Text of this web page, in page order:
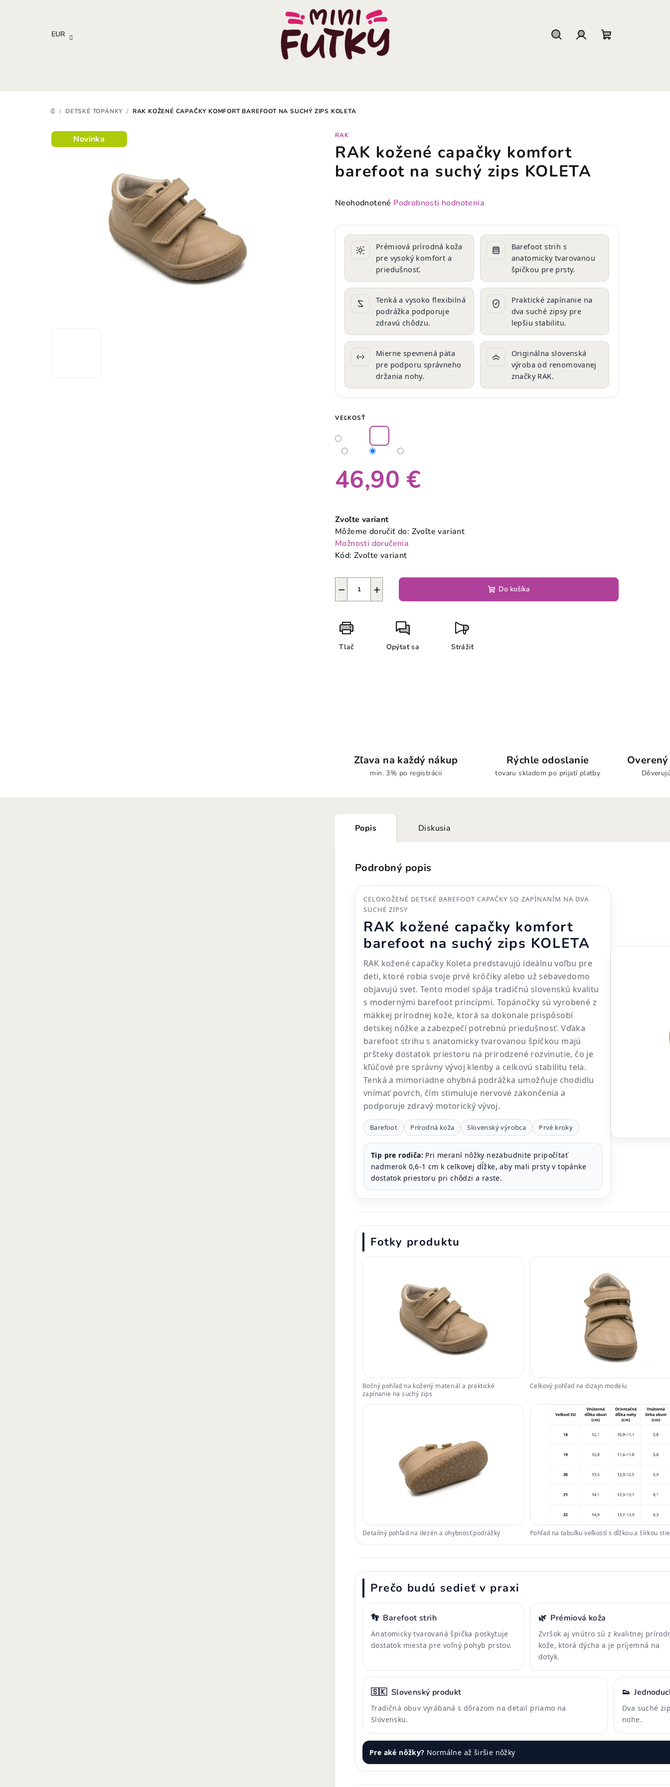
EUR
DOMOV
/ DETSKÉ TOPÁNKY / RAK KOŽENÉ CAPAČKY KOMFORT BAREFOOT NA SUCHÝ ZIPS KOLETA
RAK
RAK kožené capačky komfort
barefoot na suchý zips KOLETA
Priemerné
produktu
hviezdičiek.
Neohodnotené Podrobnosti hodnotenia
Prémiová prírodná koža
pre vysoký komfort a
priedušnosť.
Barefoot strih s
anatomicky tvarovanou
špičkou pre prsty.
Tenká a vysoko flexibilná
podrážka podporuje
zdravú chôdzu.
Praktické zapínanie na
dva suché zipsy pre
lepšiu stabilitu.
Mierne spevnená päta
pre podporu správneho
držania nohy.
Originálna slovenská
výroba od renomovanej
značky RAK.
VEĽKOSŤ
46,90 €
cena:
Zvoľte variant
Môžeme doručiť do: Zvoľte variant
Možnosti doručenia
Kód: Zvoľte variant
+
− Do košíka
Tlač Opýtať sa Strážiť
Novinka
Zľava na každý nákup
min. 3% po registrácii
Rýchle odoslanie
tovaru skladom po prijatí platby
Popis Diskusia
Podrobný popis
CELOKOŽENÉ DETSKÉ BAREFOOT CAPAČKY SO ZAPÍNANÍM NA DVA
SUCHÉ ZIPSY
RAK kožené capačky komfort
barefoot na suchý zips KOLETA
RAK kožené capačky Koleta predstavujú ideálnu voľbu pre
deti, ktoré robia svoje prvé krôčiky alebo už sebavedomo
objavujú svet. Tento model spája tradičnú slovenskú kvalitu
s modernými barefoot princípmi. Topánočky sú vyrobené z
mäkkej prírodnej kože, ktorá sa dokonale prispôsobí
detskej nôžke a zabezpečí potrebnú priedušnosť. Vďaka
barefoot strihu s anatomicky tvarovanou špičkou majú
pršteky dostatok priestoru na prirodzené rozvinutie, čo je
kľúčové pre správny vývoj klenby a celkovú stabilitu tela.
Tenká a mimoriadne ohybná podrážka umožňuje chodidlu
vnímať povrch, čím stimuluje nervové zakončenia a
podporuje zdravý motorický vývoj.
Barefoot Prírodná koža Slovenský výrobca Prvé kroky
Tip pre rodiča: Pri meraní nôžky nezabudnite pripočítať
nadmerok 0,6-1 cm k celkovej dĺžke, aby mali prsty v topánke
dostatok priestoru pri chôdzi a raste.
Fotky produktu
Bočný pohľad na kožený materiál a praktické
zapínanie na suchý zips
Celkový pohľad na dizajn modelu
Detailný pohľad na dezén a ohybnosť podrážky Pohľad na tabuľku veľkostí s dĺžkou a šírkou
Prečo budú sedieť v praxi
👣 Barefoot strih
Anatomicky tvarovaná špička poskytuje
dostatok miesta pre voľný pohyb prstov.
🌿 Prémiová koža
Zvršok aj vnútro sú z kvalitnej
kože, ktorá dýcha a je príjemná na
dotyk.
🇸🇰 Slovenský produkt
Tradičná obuv vyrábaná s dôrazom na detail priamo na
Slovensku.
👟
Dva suché
nohe.
Pre aké nôžky? Normálne až širšie nôžky